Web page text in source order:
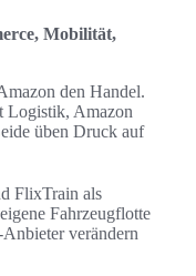
Mobilität,
den Handel.
Logistik, Amazon
üben Druck auf
FlixTrain als
Fahrzeugflotte
verändern